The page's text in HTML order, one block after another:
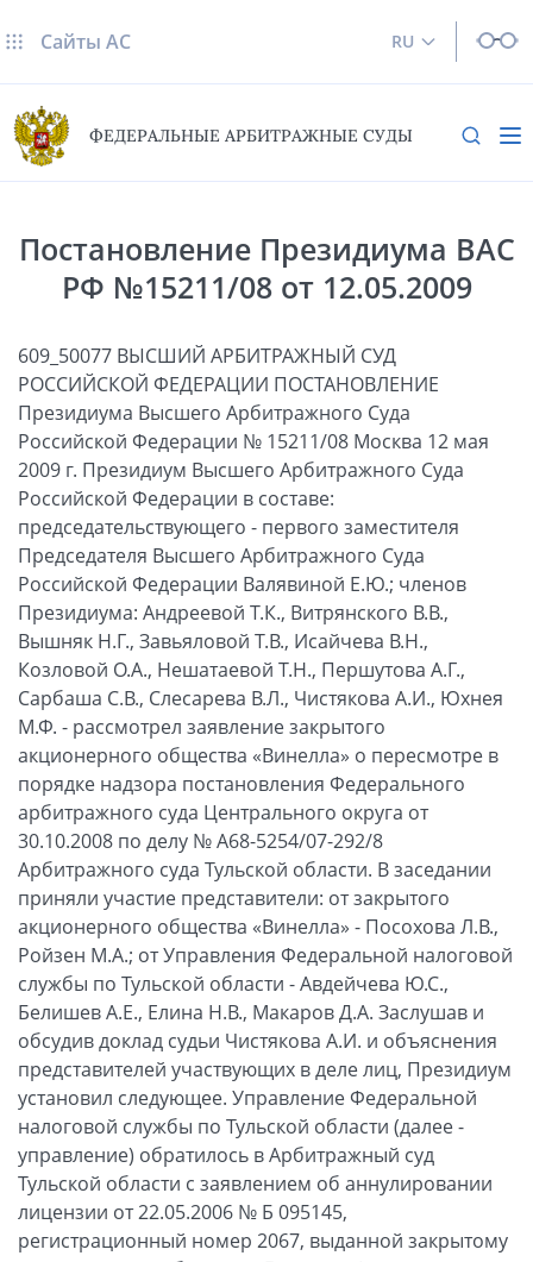
RU
Сайты AC
ФЕДЕРАЛЬНЫЕ АРБИТРАЖНЫЕ СУДЫ
Постановление Президиума ВАС
РФ №15211/08 от 12.05.2009
609_50077 ВЫСШИЙ АРБИТРАЖНЫЙ СУД
РОССИЙСКОЙ ФЕДЕРАЦИИ ПОСТАНОВЛЕНИЕ
Президиума Высшего Арбитражного Суда
Российской Федерации № 15211/08 Москва 12 мая
2009 г. Президиум Высшего Арбитражного Суда
Российской Федерации в составе:
председательствующего - первого заместителя
Председателя Высшего Арбитражного Суда
Российской Федерации Валявиной Е.Ю.; членов
Президиума: Андреевой Т.К., Витрянского В.В.,
Вышняк Н.Г., Завьяловой Т.В., Исайчева В.Н.,
Козловой О.А., Нешатаевой Т.Н., Першутова А.Г.,
Сарбаша С.В., Слесарева В.Л., Чистякова А.И., Юхнея
М.Ф. - рассмотрел заявление закрытого
акционерного общества «Винелла» о пересмотре в
порядке надзора постановления Федерального
арбитражного суда Центрального округа от
30.10.2008 по делу № А68-5254/07-292/8
Арбитражного суда Тульской области. В заседании
приняли участие представители: от закрытого
акционерного общества «Винелла» - Посохова Л.В.,
Ройзен М.А.; от Управления Федеральной налоговой
службы по Тульской области - Авдейчева Ю.С.,
Белишев А.Е., Елина Н.В., Макаров Д.А. Заслушав и
обсудив доклад судьи Чистякова А.И. и объяснения
представителей участвующих в деле лиц, Президиум
установил следующее. Управление Федеральной
налоговой службы по Тульской области (далее -
управление) обратилось в Арбитражный суд
Тульской области с заявлением об аннулировании
лицензии от 22.05.2006 № Б 095145,
регистрационный номер 2067, выданной закрытому